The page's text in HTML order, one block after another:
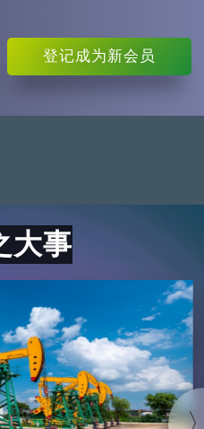
登记成为新会员
大事